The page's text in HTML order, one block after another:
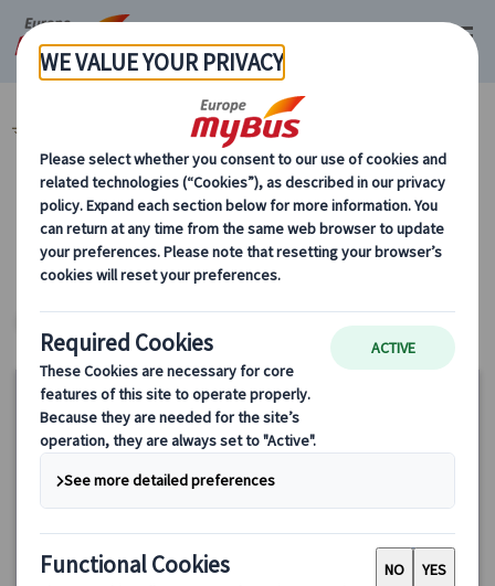
マイバス・ヨーロッパ ハンガリー (14)
カテゴリーから探す